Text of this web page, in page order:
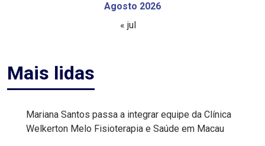
2026
EMANCIPAÇÃO
DE
Agosto 2026
« jul
Mais lidas
Mariana Santos passa a integrar equipe da Clínica
Welkerton Melo Fisioterapia e Saúde em Macau